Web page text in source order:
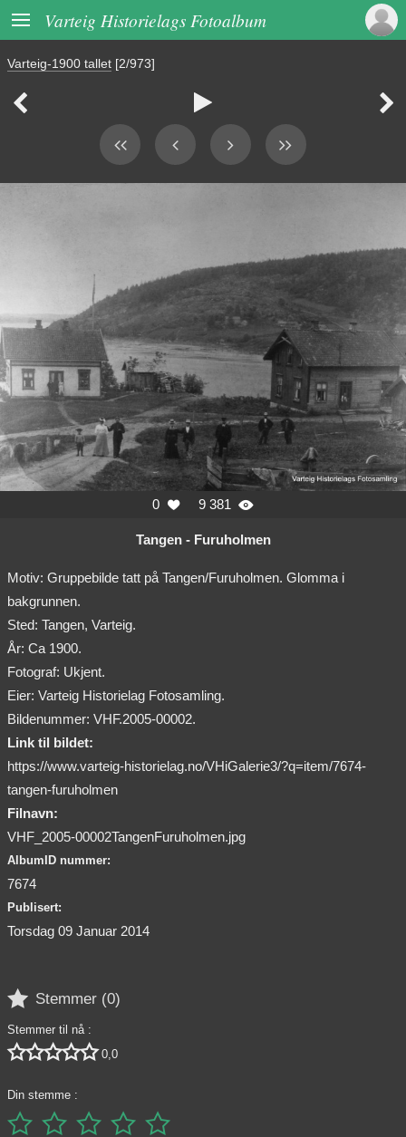
 Varteig Historielags Fotoalbum
Varteig-1900 tallet [2/973]
  
0  9 381 
Tangen - Furuholmen
Motiv: Gruppebilde tatt på Tangen/Furuholmen. Glomma i
bakgrunnen.
Sted: Tangen, Varteig.
År: Ca 1900.
Fotograf: Ukjent.
Eier: Varteig Historielag Fotosamling.
Bildenummer: VHF.2005-00002.
Link til bildet:
https://www.varteig-historielag.no/VHiGalerie3/?q=item/7674-
tangen-furuholmen
Filnavn:
VHF_2005-00002TangenFuruholmen.jpg
AlbumID nummer:
7674
Publisert:
Torsdag 09 Januar 2014
 Stemmer (0)
Stemmer til nå :
 0,0
Din stemme :
    